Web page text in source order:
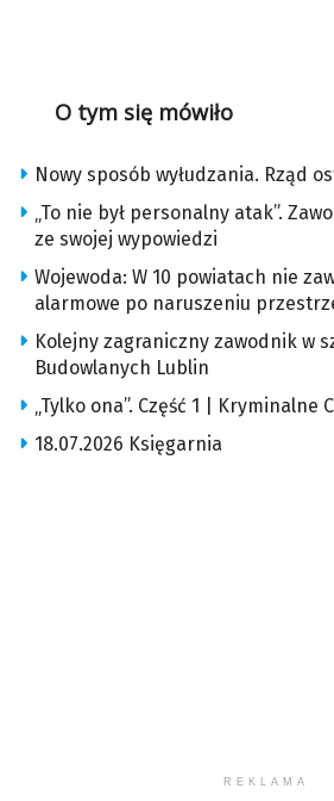
O tym się mówiło
Nowy sposób wyłudzania. Rząd
„To nie był personalny atak”.
ze swojej wypowiedzi
Wojewoda: W 10 powiatach nie
alarmowe po naruszeniu
Kolejny zagraniczny zawodnik w
Budowlanych Lublin
„Tylko ona”. Część 1 | Kryminalne
18.07.2026 Księgarnia
REKLAMA